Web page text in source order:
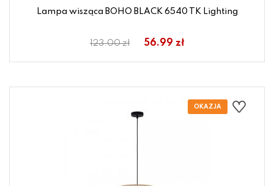
Lampa wisząca BOHO BLACK 6540 TK Lighting
123.00 zł 56.99 zł